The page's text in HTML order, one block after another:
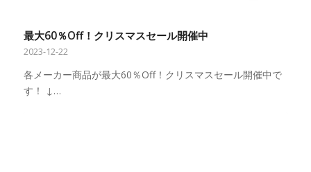
最大60％Off！クリスマスセール開催中
2023-12-22
各メーカー商品が最大60％Off！クリスマスセール開催中で
す！ ↓…